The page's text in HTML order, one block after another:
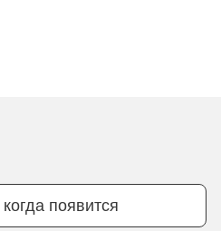
появится